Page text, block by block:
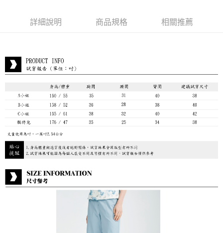
詳細說明 商品規格 相關推薦